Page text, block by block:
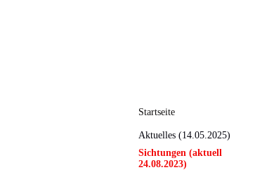
Startseite
Aktuelles (14.05.2025)
Sichtungen (aktuell
24.08.2023)